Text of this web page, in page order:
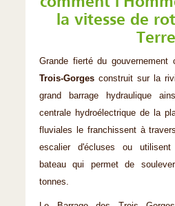
la vitesse de
Terre
Grande fierté du gouvernement
Trois-Gorges construit sur la
grand barrage hydraulique
centrale hydroélectrique de la
fluviales le franchissent à
escalier d'écluses ou
bateau qui permet de
tonnes.